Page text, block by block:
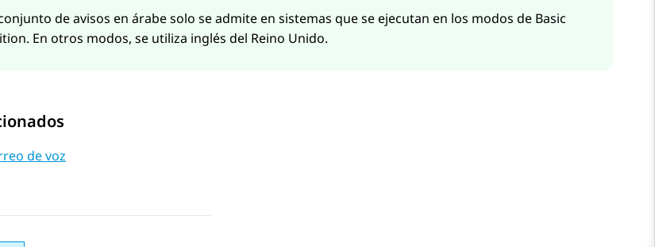
de avisos en árabe solo se admite en sistemas que se ejecutan en los modos de Basic
En otros modos, se utiliza inglés del Reino Unido.
de voz